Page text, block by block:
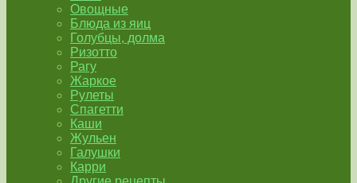
Овощные
Блюда из яиц
Голубцы, долма
Ризотто
Рагу
Жаркое
Рулеты
Спагетти
Каши
Жульен
Галушки
Карри